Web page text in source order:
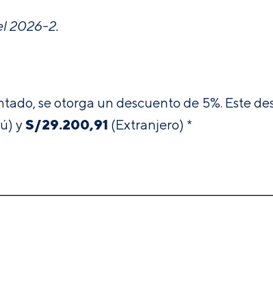
2026-2.
se otorga un descuento de 5%. Este
yS/29.200,91 (Extranjero) *